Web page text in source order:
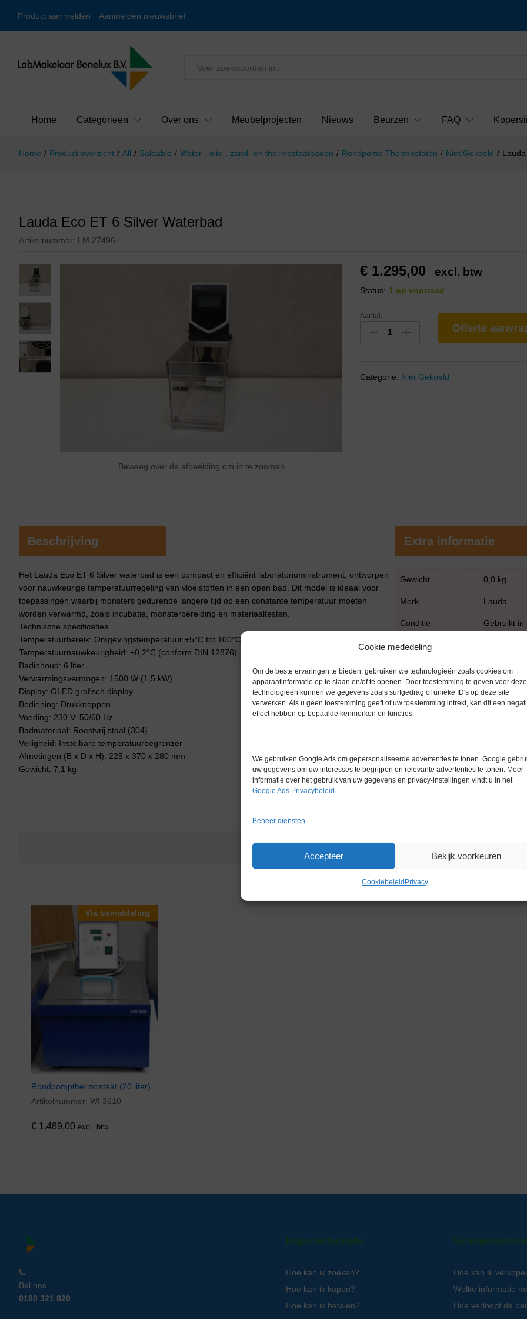
Cookie mededeling
Om de beste ervaringen te bieden, gebruiken we technologieën zoals cookies om
apparaatinformatie op te slaan en/of te openen. Door toestemming te geven voor deze
technologieën kunnen we gegevens zoals surfgedrag of unieke ID's op deze site
verwerken. Als u geen toestemming geeft of uw toestemming intrekt, kan dit een
effect hebben op bepaalde kenmerken en functies.
We gebruiken Google Ads om gepersonaliseerde advertenties te tonen. Google
uw gegevens om uw interesses te begrijpen en relevante advertenties te tonen. Meer
informatie over het gebruik van uw gegevens en privacy-instellingen vindt u in het
Google Ads Privacybeleid
Beheer diensten
Accepteer Bekijk voorkeuren
Cookiebeleid Privacy
Product aanmelden Aanmelden nieuwsbrief
Alles
Home Categorieën Over ons Meubelprojecten Nieuws Beurzen FAQ
Home / Product overzicht / All / Saleable / Water-, olie-, zand- en thermostaatbaden / Rondpomp Thermostaten / Niet Gekoeld /
Lauda Eco ET 6 Silver Waterbad
Artikelnummer: LM 27496
Beweeg over de afbeelding om in te zoomen
€ 1.295,00 excl. btw
Status: 1 op voorraad
Aantal:
Offerte
Categorie: Niet Gekoeld
Beschrijving
Het Lauda Eco ET 6 Silver waterbad is een compact en efficiënt laboratoriuminstrument, ontworpen
voor nauwkeurige temperatuurregeling van vloeistoffen in een open bad. Dit model is ideaal voor
toepassingen waarbij monsters gedurende langere tijd op een constante temperatuur moeten
worden verwarmd, zoals incubatie, monsterbereiding en materiaaltesten.
Technische specificaties
Temperatuurbereik: Omgevingstemperatuur +5°C tot 100°C
Temperatuurnauwkeurigheid: ±0,2°C (conform DIN 12876)
Badinhoud: 6 liter
Verwarmingsvermogen: 1500 W (1,5 kW)
Display: OLED grafisch display
Bediening: Drukknoppen
Voeding: 230 V; 50/60 Hz
Badmateriaal: Roestvrij staal (304)
Veiligheid: Instelbare temperatuurbegrenzer
Afmetingen (B x D x H): 225 x 370 x 280 mm
Gewicht: 7,1 kg
Extra informatie
Gewicht 0,0 kg
Merk Lauda
Conditie Gebruikt in
Garantie
Gerelateerde producten
Via bemiddeling
Rondpompthermostaat (20 liter)
Artikelnummer: WI 3610
€ 1.489,00 excl. btw
Bel ons
0180 321 820
Kopersinformatie
Hoe kan ik zoeken?
Hoe kan ik kopen?
Hoe kan ik betalen?
Hoe kan ik
Welke informatie
Hoe verloopt de